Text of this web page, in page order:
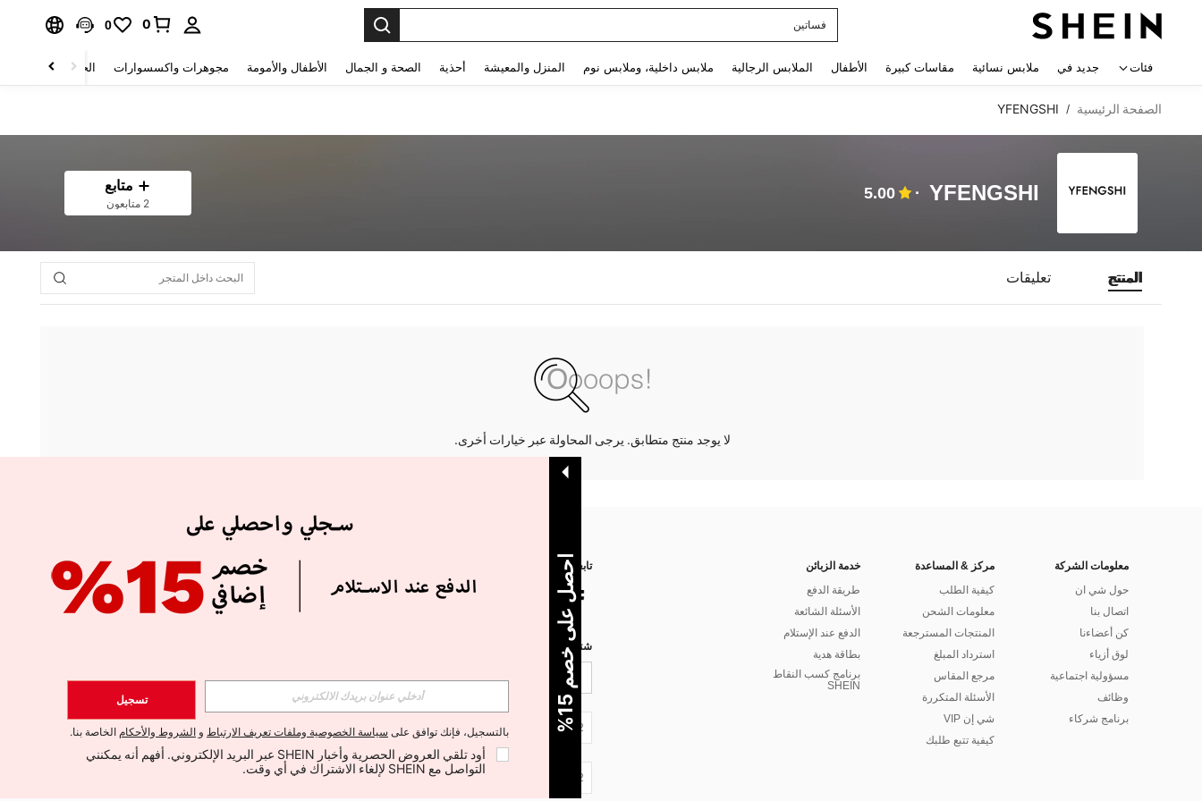
فساتين
0
0
فئات جديد في ملابس نسائية مقاسات كبيرة الأطفال الملابس الرجالية ملابس داخلية، وملابس نوم المنزل والمعيشة أحذية الصحة و الجمال الأطفال والأمومة مجوهرات واكسسوارات الحقائب والأمتعة
الصفحة الرئيسية /
YFENGSHI
YFENGSHI
5.00 متابع
2 متابعون
المنتج تعليقات
لا يوجد منتج متطابق. يرجى المحاولة عبر خيارات أخرى.
معلومات الشركة
حول شي ان
اتصال بنا
كن أعضاءنا
لوق أزياء
مسؤولية اجتماعية
وظائف
برنامج شركاء
مركز & المساعدة
كيفية الطلب
معلومات الشحن
المنتجات المسترجعة
استرداد المبلغ
مرجع المقاس
الأسئلة المتكررة
شي إن VIP
كيفية تتبع طلبك
خدمة الزبائن
طريقة الدفع
الأسئلة الشائعة
الدفع عند الإستلام
بطاقة هدية
برنامج كسب النقاط
SHEIN
تابعنا على
شتركي مع شي إن لتصلك أخبار الموضة
الإشتراك
JO + 962 اشتراك
JO + 962
ا
ح
ص
ل
ع
ل
ى
خ
ص
م
1
5
%
تسجيل
بالتسجيل، فإنك توافق على سياسة الخصوصية وملفات تعريف الارتباط و الشروط والأحكام الخاصة بنا.
أود تلقي العروض الحصرية وأخبار SHEIN عبر البريد الإلكتروني. أفهم أنه يمكنني
التواصل مع SHEIN لإلغاء الاشتراك في أي وقت.